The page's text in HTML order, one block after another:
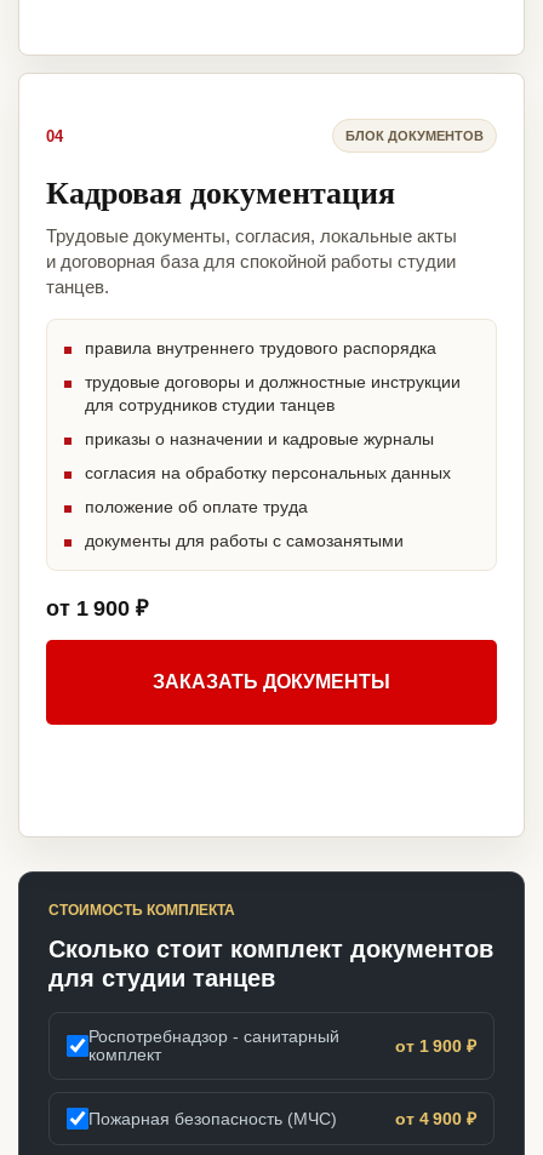
04 БЛОК ДОКУМЕНТОВ
Кадровая документация
Трудовые документы, согласия, локальные акты
и договорная база для спокойной работы студии
танцев.
правила внутреннего трудового распорядка
трудовые договоры и должностные инструкции
для сотрудников студии танцев
приказы о назначении и кадровые журналы
согласия на обработку персональных данных
положение об оплате труда
документы для работы с самозанятыми
от 1 900 ₽
ЗАКАЗАТЬ ДОКУМЕНТЫ
СТОИМОСТЬ КОМПЛЕКТА
Сколько стоит комплект документов
для студии танцев
Роспотребнадзор - санитарный
комплект
от 1 900 ₽
Пожарная безопасность (МЧС) от 4 900 ₽